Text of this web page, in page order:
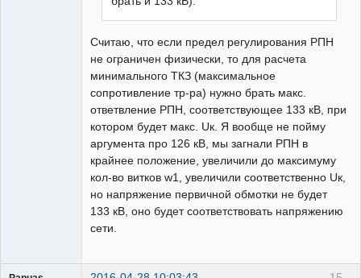
Считаю, что если предел регулирования РПН
не ограничен физически, то для расчета
минимального ТКЗ (максимальное
сопротивление тр-ра) нужно брать макс.
ответвление РПН, соответствующее 133 кВ, при
котором будет макс. Uк. Я вообще не пойму
аргумента про 126 кВ, мы загнали РПН в
крайнее положение, увеличили до максимуму
кол-во витков w1, увеличили соответственно Uк,
но напряжение первичной обмотки не будет
133 кВ, оно будет соответствовать напряжению
сети.